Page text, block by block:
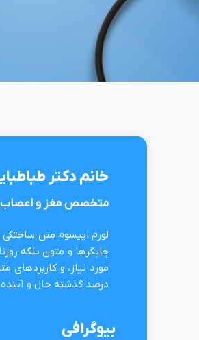
خانم دکتر
متخصص مغز و اعصاب
لورم ایپسوم متن
چاپگرها و متون بلکه
مورد نیاز، و
درصد گذشته حال و
بیوگرافی